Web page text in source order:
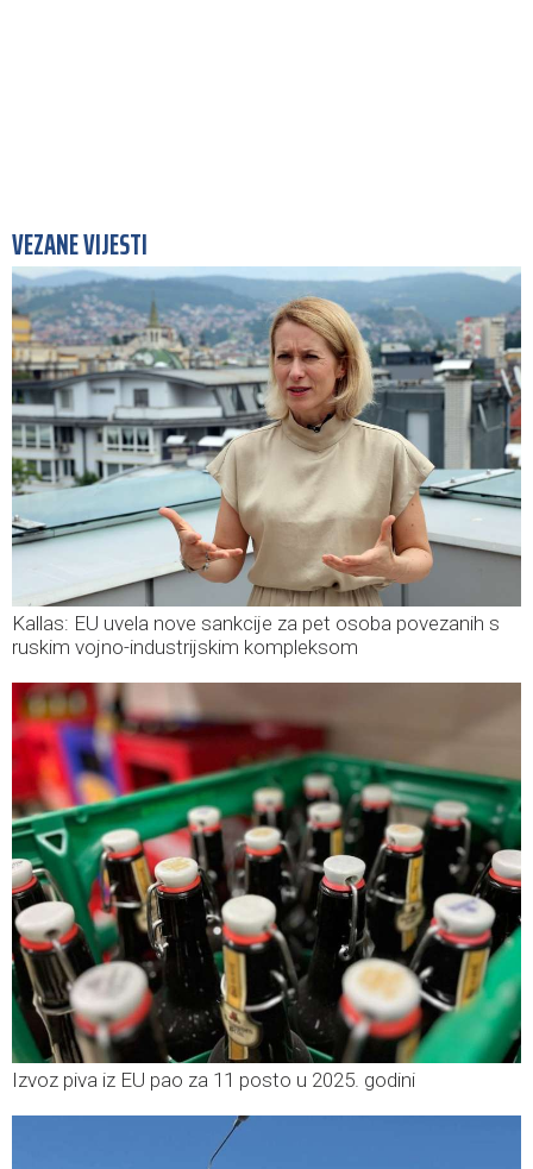
VEZANE VIJESTI
Kallas: EU uvela nove sankcije za pet osoba povezanih s
ruskim vojno-industrijskim kompleksom
Izvoz piva iz EU pao za 11 posto u 2025. godini